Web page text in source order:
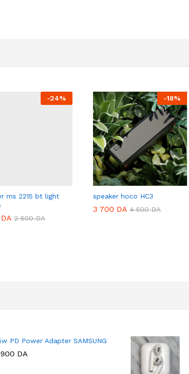
-24%
ms 2215 bt light
DA 2 500DA
-18%
speaker hoco HC3
3 700 DA 4 500DA
PD Power Adapter SAMSUNG
DA